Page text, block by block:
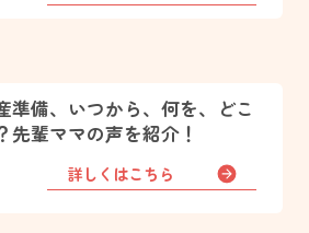
準備、いつから、何を、どこ
先輩ママの声を紹介！
詳しくはこちら